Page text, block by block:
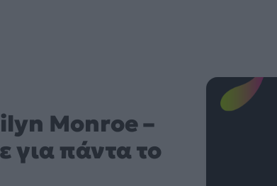
Monroe –
για πάντα το